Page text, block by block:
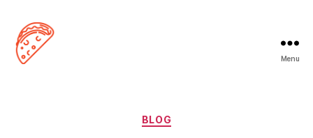
Menu
Catégories
BLOG